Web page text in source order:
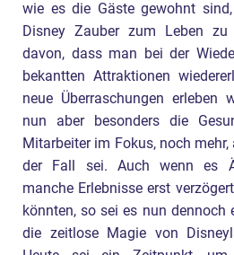
wie es die Gäste gewohnt
Disney Zauber zum Leben zu
davon, dass man bei der
bekantten Attraktionen
neue Überraschungen erleben
nun aber besonders die
Mitarbeiter im Fokus, noch
der Fall sei. Auch wenn es
manche Erlebnisse erst
könnten, so sei es nun dennoch
die zeitlose Magie von